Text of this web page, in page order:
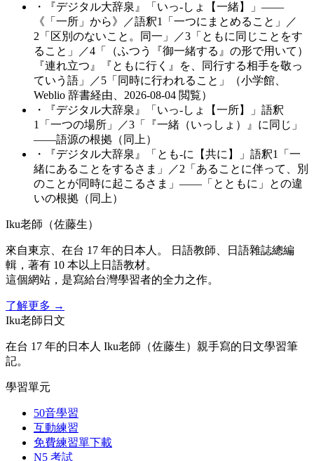
・
『デジタル大辞泉』「いっ‐しょ【一緒】」——
《「一所」から》／語釈1「一つにまとめること」／
2「区別のないこと。同一」／3「ともに同じことをす
ること」／4「（ふつう『御一緒する』の形で用いて）
『連れ立つ』『ともに行く』を、同行する相手を敬っ
ていう語」／5「同時に行われること」（小学館、
Weblio 辞書経由、2026-08-04 閲覧）
・
『デジタル大辞泉』「いっ‐しょ【一所】」語釈
1「一つの場所」／3「『一緒（いっしょ）』に同じ」
——語源の根拠（同上）
・
『デジタル大辞泉』「とも‐に【共に】」語釈1「一
緒にあることをするさま」／2「あることに伴って、別
のことが同時に起こるさま」——「とともに」との違
いの根拠（同上）
Iku老師（佐藤生）
來自東京、在台 17 年的日本人。 日語教師、日語雜誌總編
輯，著有 10 本以上日語教材。
這個網站，是寫給台灣學習者的全力之作。
了解更多 →
Iku老師日文
在台 17 年的日本人 Iku老師（佐藤生）親手寫的日文學習筆
記。
學習單元
50音學習
互動練習
免費練習單下載
N5 考試